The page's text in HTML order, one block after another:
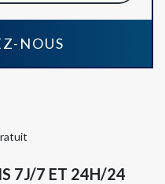
NOUS
7J/7 ET 24H/24